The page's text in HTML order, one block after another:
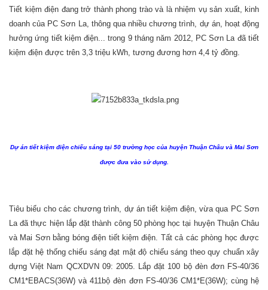
Tiết kiệm điện đang trở thành phong trào và là nhiệm vụ sản xuất, kinh
doanh của PC Sơn La, thông qua nhiều chương trình, dự án, hoạt động
hưởng ứng tiết kiệm điện... trong 9 tháng năm 2012, PC Sơn La đã tiết
kiệm điện được trên 3,3 triệu kWh, tương đương hơn 4,4 tỷ đồng.
Dự án tiết kiệm điện chiếu sáng tại 50 trường học của huyện Thuận Châu và Mai Sơn
được đưa vào sử dụng.
Tiêu biểu cho các chương trình, dự án tiết kiệm điện, vừa qua PC Sơn
La đã thực hiện lắp đặt thành công 50 phòng học tại huyện Thuận Châu
và Mai Sơn bằng bóng điện tiết kiệm điện. Tất cả các phòng học được
lắp đặt hệ thống chiếu sáng đạt mật độ chiếu sáng theo quy chuẩn xây
dựng Việt Nam QCXDVN 09: 2005. Lắp đặt 100 bộ đèn đơn FS-40/36
CM1*EBACS(36W) và 411bộ đèn đơn FS-40/36 CM1*E(36W); cùng hệ